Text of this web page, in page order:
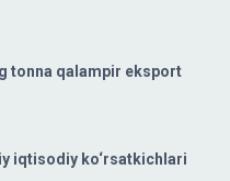
tonna qalampir eksport
iqtisodiy ko‘rsatkichlari